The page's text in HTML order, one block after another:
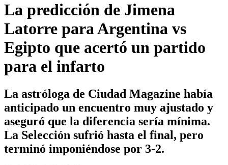
La predicción de Jimena
Latorre para Argentina vs
Egipto que acertó un partido
para el infarto
La astróloga de Ciudad Magazine había
anticipado un encuentro muy ajustado y
aseguró que la diferencia sería mínima.
La Selección sufrió hasta el final, pero
terminó imponiéndose por 3-2.